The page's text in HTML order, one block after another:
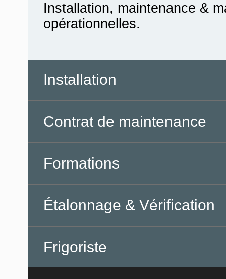
Installation, maintenance &
opérationnelles.
Installation
Contrat de maintenance
Formations
Étalonnage & Vérification
Frigoriste